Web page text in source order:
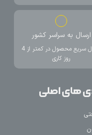
ارسال به سراسر کشور
ارسال سریع محصول در کمتر از 4
روز کاری
های اصلی